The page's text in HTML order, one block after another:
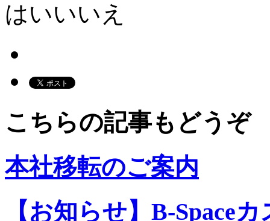
はいいいえ
こちらの記事もどうぞ
本社移転のご案内
【お知らせ】B-Space